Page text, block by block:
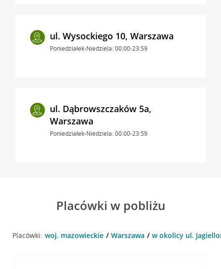
ul. Wysockiego 10, Warszawa
Poniedziałek-Niedziela: 00:00-23:59
ul. Dąbrowszczaków 5a,
Warszawa
Poniedziałek-Niedziela: 00:00-23:59
Placówki w pobliżu
Placówki: woj. mazowieckie Warszawa w okolicy ul.